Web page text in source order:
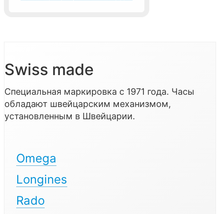
Swiss made
Специальная маркировка с 1971 года. Часы
обладают швейцарским механизмом,
установленным в Швейцарии.
Omega
Longines
Rado